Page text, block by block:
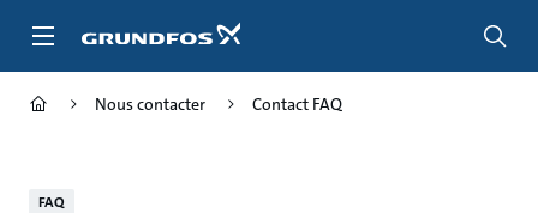
Nous contacter Contact FAQ
FAQ